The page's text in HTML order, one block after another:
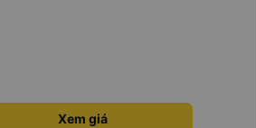
Xem giá